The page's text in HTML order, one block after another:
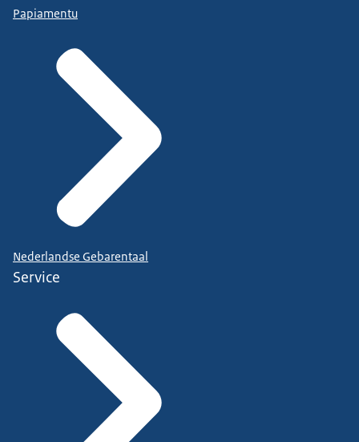
Papiamentu
Nederlandse Gebarentaal
Service